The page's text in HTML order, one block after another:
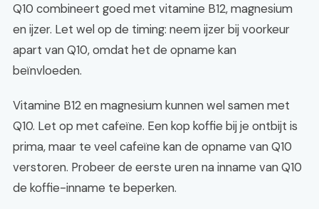
Q10 combineert goed met vitamine B12, magnesium
en ijzer. Let wel op de timing: neem ijzer bij voorkeur
apart van Q10, omdat het de opname kan
beïnvloeden.
Vitamine B12 en magnesium kunnen wel samen met
Q10. Let op met cafeïne. Een kop koffie bij je ontbijt is
prima, maar te veel cafeïne kan de opname van Q10
verstoren. Probeer de eerste uren na inname van Q10
de koffie-inname te beperken.